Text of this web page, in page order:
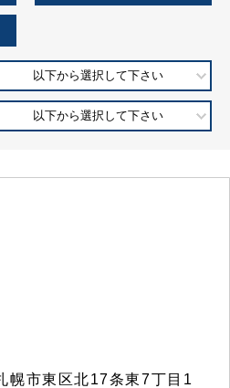
以下から選択して下さい
以下から選択して下さい
市東区北17条東7丁目1